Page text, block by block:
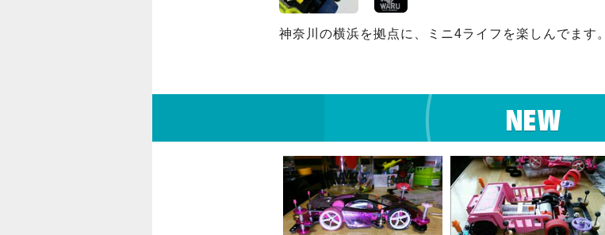
神奈川の横浜を拠点に、ミニ4ライフを楽しんでます。